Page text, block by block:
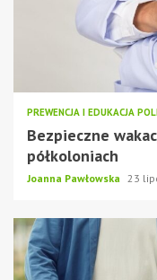
PREWENCJA I EDUKACJA
Bezpieczne
półkoloniach
Joanna Pawłowska 23